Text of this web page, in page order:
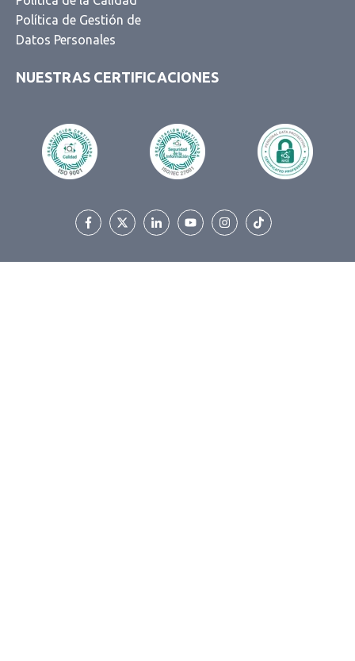
Política de Gestión de
Datos Personales
NUESTRAS CERTIFICACIONES